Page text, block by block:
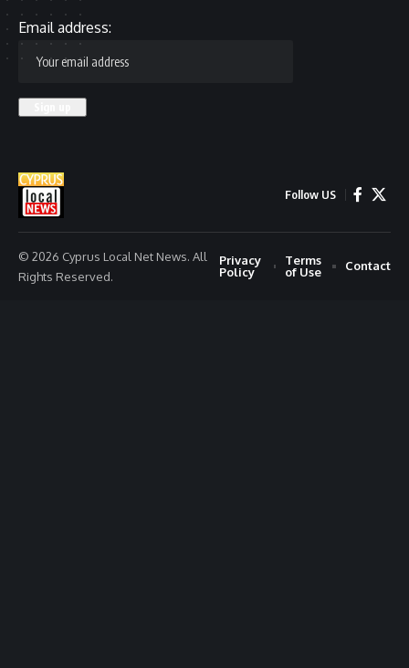
Email address:
Follow US
© 2026 Cyprus Local Net News. All
Rights Reserved.
Privacy
Policy
Terms
of Use
Contact